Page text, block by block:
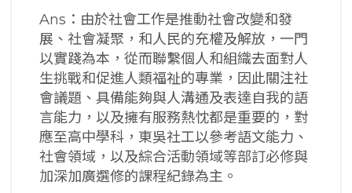
Ans：由於社會工作是推動社會改變和發
展、社會凝聚，和人民的充權及解放，一門
以實踐為本，從而聯繫個人和組織去面對人
生挑戰和促進人類福祉的專業，因此關注社
會議題、具備能夠與人溝通及表達自我的語
言能力，以及擁有服務熱忱都是重要的，對
應至高中學科，東吳社工以參考語文能力、
社會領域，以及綜合活動領域等部訂必修與
加深加廣選修的課程紀錄為主。